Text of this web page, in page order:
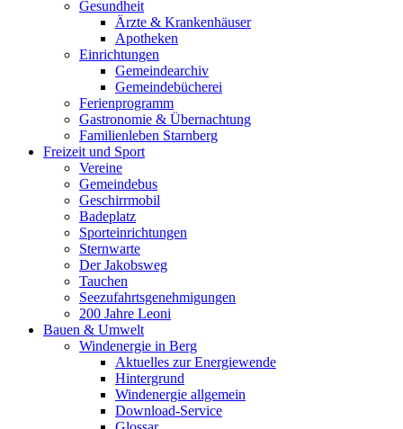
Gesundheit
Ärzte & Krankenhäuser
Apotheken
Einrichtungen
Gemeindearchiv
Gemeindebücherei
Ferienprogramm
Gastronomie & Übernachtung
Familienleben Starnberg
Freizeit und Sport
Vereine
Gemeindebus
Geschirrmobil
Badeplatz
Sporteinrichtungen
Sternwarte
Der Jakobsweg
Tauchen
Seezufahrtsgenehmigungen
200 Jahre Leoni
Bauen & Umwelt
Windenergie in Berg
Aktuelles zur Energiewende
Hintergrund
Windenergie allgemein
Download-Service